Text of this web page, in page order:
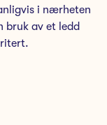
i nærheten
bruk av et ledd